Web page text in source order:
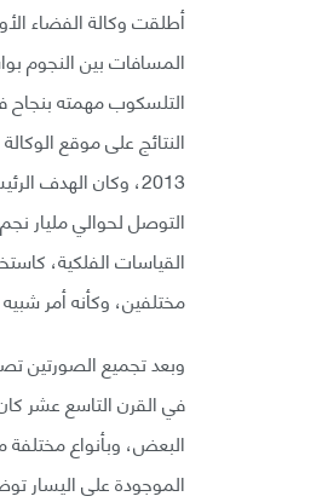
النتائج على موقع
2013، وكان الهدف
القياسات الفلكية،
مختلفين، وكأنه أمر
في القرن التاسع عشر
البعض، وبأنواع
الموجودة على اليسار